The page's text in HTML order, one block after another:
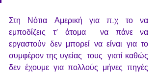
Στη Νότια Αμερική για π.χ το να
εμποδίζεις τ’ άτομα  να πάνε να
εργαστούν δεν μπορεί να είναι για το
συμφέρον της υγείας  τους  γιατί καθώς
δεν έχουμε για πολλούς μήνες πηγές